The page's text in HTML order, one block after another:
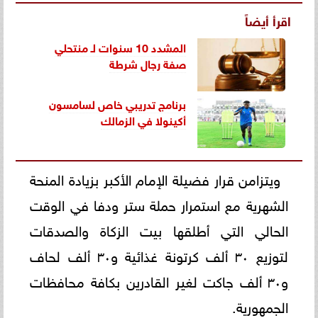
اقرأ أيضاً
المشدد 10 سنوات لـ منتحلي
صفة رجال شرطة
برنامج تدريبي خاص لسامسون
أكينولا في الزمالك
ويتزامن قرار فضيلة الإمام الأكبر بزيادة المنحة
الشهرية مع استمرار حملة ستر ودفا في الوقت
الحالي التي أطلقها بيت الزكاة والصدقات
لتوزيع ٣٠ ألف كرتونة غذائية و٣٠ ألف لحاف
و٣٠ ألف جاكت لغير القادرين بكافة محافظات
الجمهورية.